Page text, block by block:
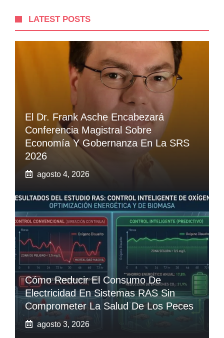
LATEST POSTS
El Dr. Frank Asche Encabezará
Conferencia Magistral Sobre
Economía Y Gobernanza En La SRS
2026
agosto 4, 2026
Cómo Reducir El Consumo De
Electricidad En Sistemas RAS Sin
Comprometer La Salud De Los Peces
agosto 3, 2026